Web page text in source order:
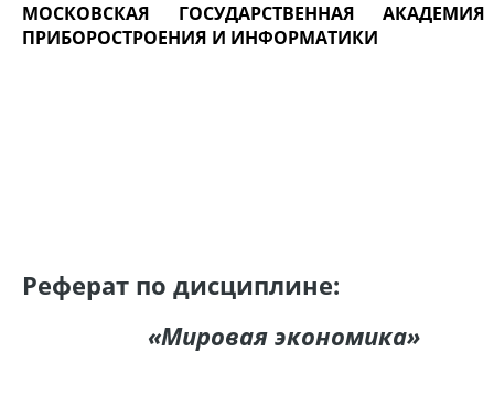
МОСКОВСКАЯ ГОСУДАРСТВЕННАЯ АКАДЕМИЯ
ПРИБОРОСТРОЕНИЯ И ИНФОРМАТИКИ
Реферат по дисциплине:
«Мировая экономика»